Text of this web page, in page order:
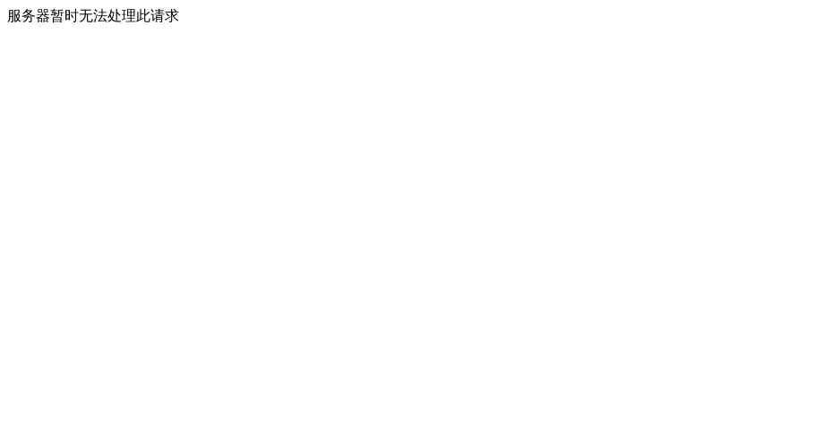
服务器暂时无法处理此请求